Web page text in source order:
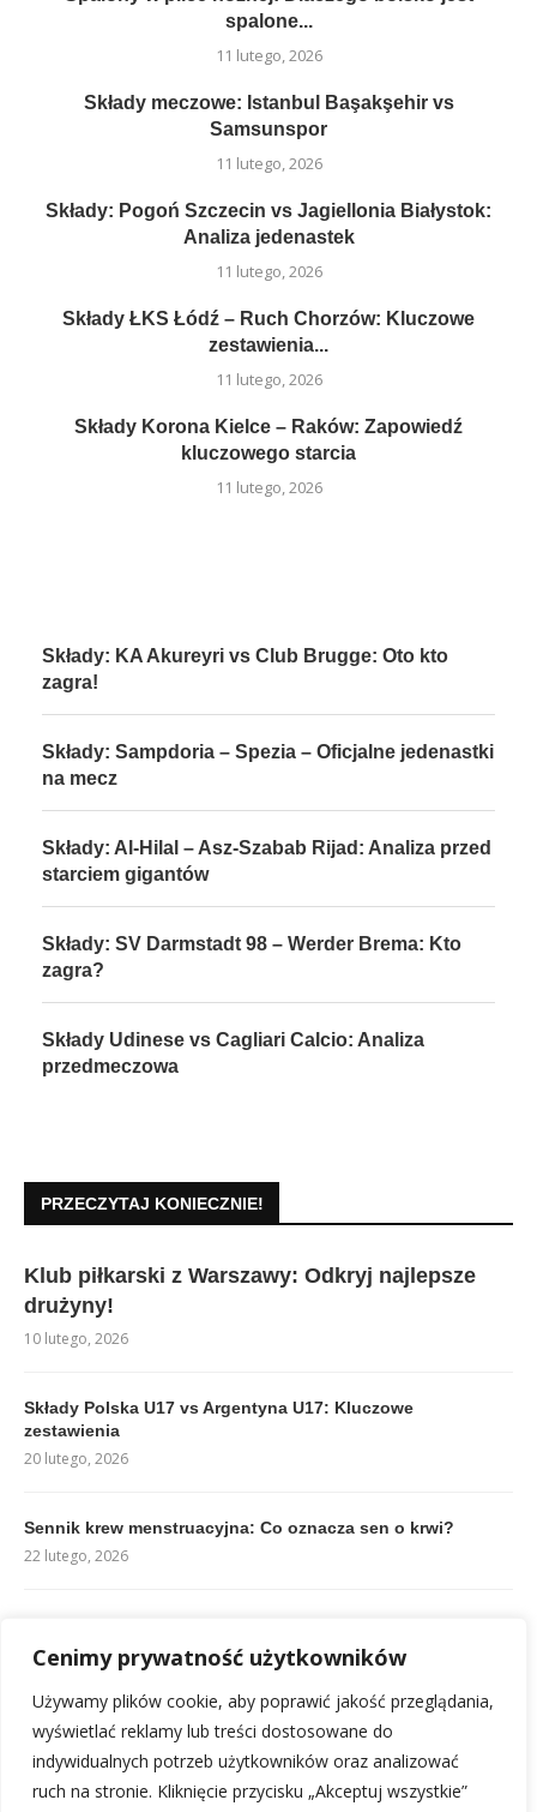
Cenimy prywatność użytkowników
Używamy plików cookie, aby poprawić jakość przeglądania,
wyświetlać reklamy lub treści dostosowane do
indywidualnych potrzeb użytkowników oraz analizować
ruch na stronie. Kliknięcie przycisku „Akceptuj wszystkie”
spalone...
11 lutego, 2026
Składy meczowe: Istanbul Başakşehir vs
Samsunspor
11 lutego, 2026
Składy: Pogoń Szczecin vs Jagiellonia Białystok:
Analiza jedenastek
11 lutego, 2026
Składy ŁKS Łódź – Ruch Chorzów: Kluczowe
zestawienia...
11 lutego, 2026
Składy Korona Kielce – Raków: Zapowiedź
kluczowego starcia
11 lutego, 2026
Składy: KA Akureyri vs Club Brugge: Oto kto
zagra!
Składy: Sampdoria – Spezia – Oficjalne jedenastki
na mecz
Składy: Al-Hilal – Asz-Szabab Rijad: Analiza przed
starciem gigantów
Składy: SV Darmstadt 98 – Werder Brema: Kto
zagra?
Składy Udinese vs Cagliari Calcio: Analiza
przedmeczowa
PRZECZYTAJ KONIECZNIE!
Klub piłkarski z Warszawy: Odkryj najlepsze
drużyny!
10 lutego, 2026
Składy Polska U17 vs Argentyna U17: Kluczowe
zestawienia
20 lutego, 2026
Sennik krew menstruacyjna: Co oznacza sen o krwi?
22 lutego, 2026
10 lutego, 2026
Rankingi Copa América: Aktualna tabela i pozycje drużyn
18 lutego, 2026